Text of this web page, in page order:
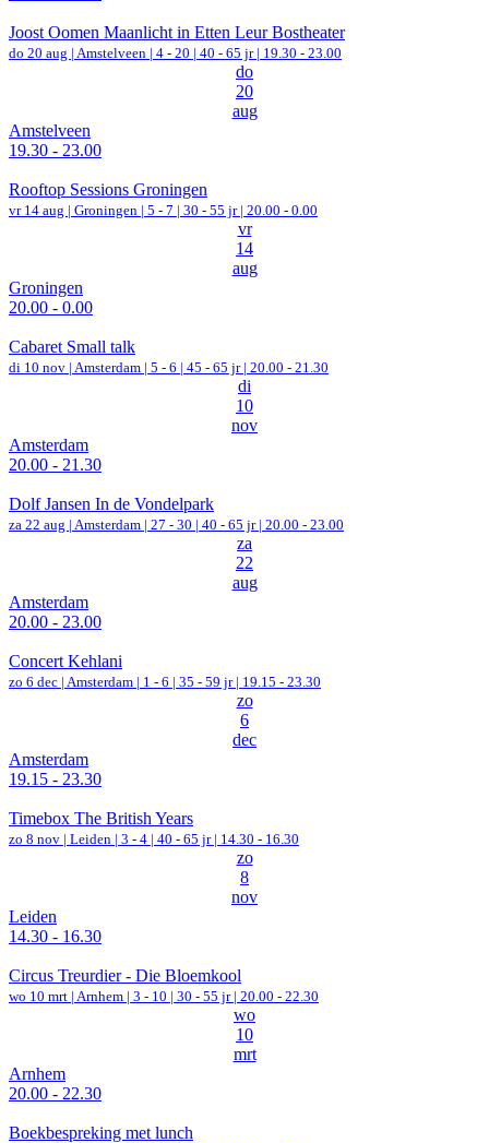
Joost Oomen Maanlicht in Etten Leur Bostheater
do 20 aug | Amstelveen | 4 - 20 | 40 - 65 jr | 19.30 - 23.00
do
20
aug
Amstelveen
19.30 - 23.00
Rooftop Sessions Groningen
vr 14 aug | Groningen | 5 - 7 | 30 - 55 jr | 20.00 - 0.00
vr
14
aug
Groningen
20.00 - 0.00
Cabaret Small talk
di 10 nov | Amsterdam | 5 - 6 | 45 - 65 jr | 20.00 - 21.30
di
10
nov
Amsterdam
20.00 - 21.30
Dolf Jansen In de Vondelpark
za 22 aug | Amsterdam | 27 - 30 | 40 - 65 jr | 20.00 - 23.00
za
22
aug
Amsterdam
20.00 - 23.00
Concert Kehlani
zo 6 dec | Amsterdam | 1 - 6 | 35 - 59 jr | 19.15 - 23.30
zo
6
dec
Amsterdam
19.15 - 23.30
Timebox The British Years
zo 8 nov | Leiden | 3 - 4 | 40 - 65 jr | 14.30 - 16.30
zo
8
nov
Leiden
14.30 - 16.30
Circus Treurdier - Die Bloemkool
wo 10 mrt | Arnhem | 3 - 10 | 30 - 55 jr | 20.00 - 22.30
wo
10
mrt
Arnhem
20.00 - 22.30
Boekbespreking met lunch